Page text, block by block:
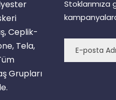
Ceplik-
Tela,
Grupları